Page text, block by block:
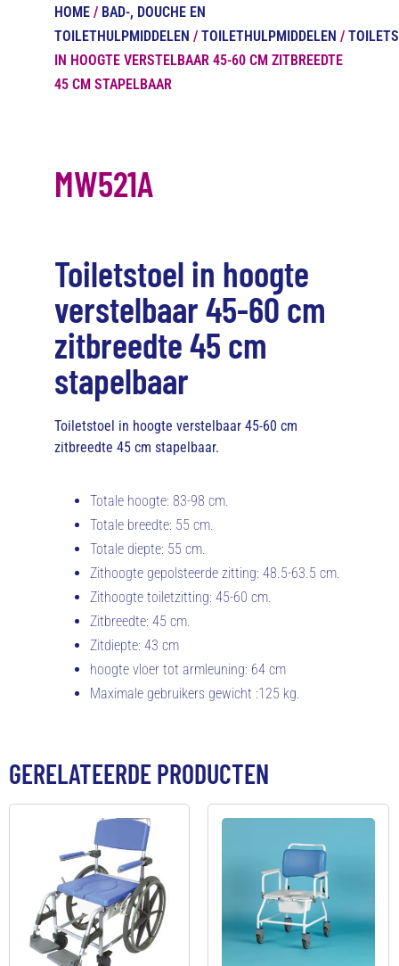
HOME/ BAD-, DOUCHE EN
TOILETHULPMIDDELEN / TOILETHULPMIDDELEN /
IN HOOGTE VERSTELBAAR 45-60 CM ZITBREEDTE
45 CM STAPELBAAR
MW521A
Toiletstoel in hoogte
verstelbaar 45-60 cm
zitbreedte 45 cm
stapelbaar
Toiletstoel in hoogte verstelbaar 45-60 cm
zitbreedte 45 cm stapelbaar.
Totale hoogte: 83-98 cm.
Totale breedte: 55 cm.
Totale diepte: 55 cm.
Zithoogte gepolsteerde zitting: 48.5-63.5 cm.
Zithoogte toiletzitting: 45-60 cm.
Zitbreedte: 45 cm.
Zitdiepte: 43 cm
hoogte vloer tot armleuning: 64 cm
Maximale gebruikers gewicht :125 kg.
GERELATEERDE PRODUCTEN